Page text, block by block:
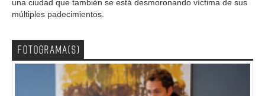
una ciudad que también se está desmoronando víctima de sus
múltiples padecimientos.
FOTOGRAMA(S)